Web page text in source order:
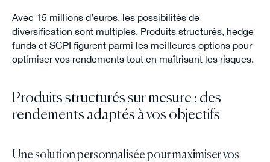
Avec 15 millions d’euros, les possibilités de
diversification sont multiples. Produits structurés, hedge
funds et SCPI figurent parmi les meilleures options pour
optimiser vos rendements tout en maîtrisant les risques.
Produits structurés sur mesure : des
rendements adaptés à vos objectifs
Une solution personnalisée pour maximiser vos